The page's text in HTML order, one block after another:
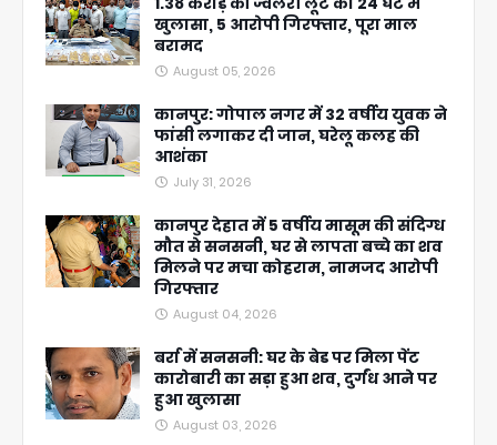
खुलासा, 5 आरोपी गिरफ्तार, पूरा माल
बरामद
August 05, 2026
कानपुर: गोपाल नगर में 32 वर्षीय युवक ने
फांसी लगाकर दी जान, घरेलू कलह की
आशंका
July 31, 2026
कानपुर देहात में 5 वर्षीय मासूम की संदिग्ध
मौत से सनसनी, घर से लापता बच्चे का शव
मिलने पर मचा कोहराम, नामजद आरोपी
गिरफ्तार
August 04, 2026
बर्रा में सनसनी: घर के बेड पर मिला पेंट
कारोबारी का सड़ा हुआ शव, दुर्गंध आने पर
हुआ खुलासा
August 03, 2026